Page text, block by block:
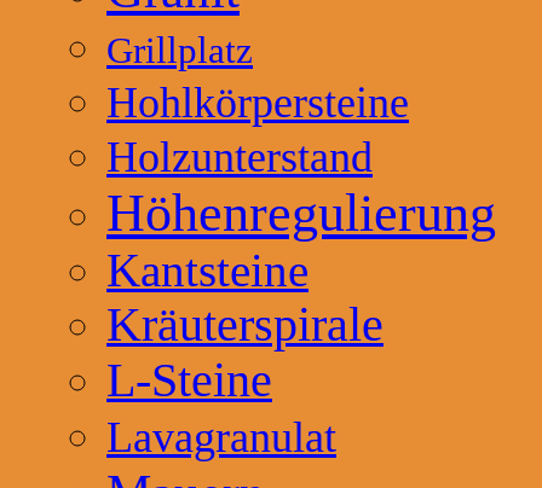
Grillplatz
Hohlkörpersteine
Holzunterstand
Höhenregulierung
Kantsteine
Kräuterspirale
L-Steine
Lavagranulat